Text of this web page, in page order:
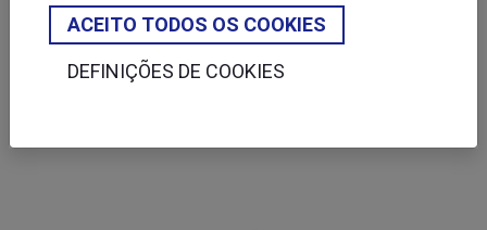
ACEITO TODOS OS COOKIES
DEFINIÇÕES DE COOKIES